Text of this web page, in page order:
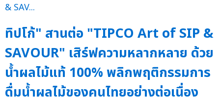
ทิปโก้" สานต่อ "TIPCO Art of SIP &
SAVOUR" เสิร์ฟความหลากหลาย ด้วย
น้ำผลไม้แท้ 100% พลิกพฤติกรรมการ
ดื่มน้ำผลไม้ของคนไทยอย่างต่อเนื่อง